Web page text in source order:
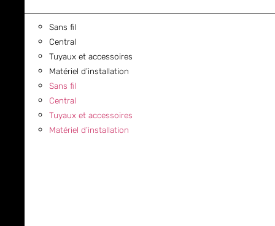
Sans fil
Central
Tuyaux et accessoires
Matériel d’installation
Sans fil
Central
Tuyaux et accessoires
Matériel d’installation